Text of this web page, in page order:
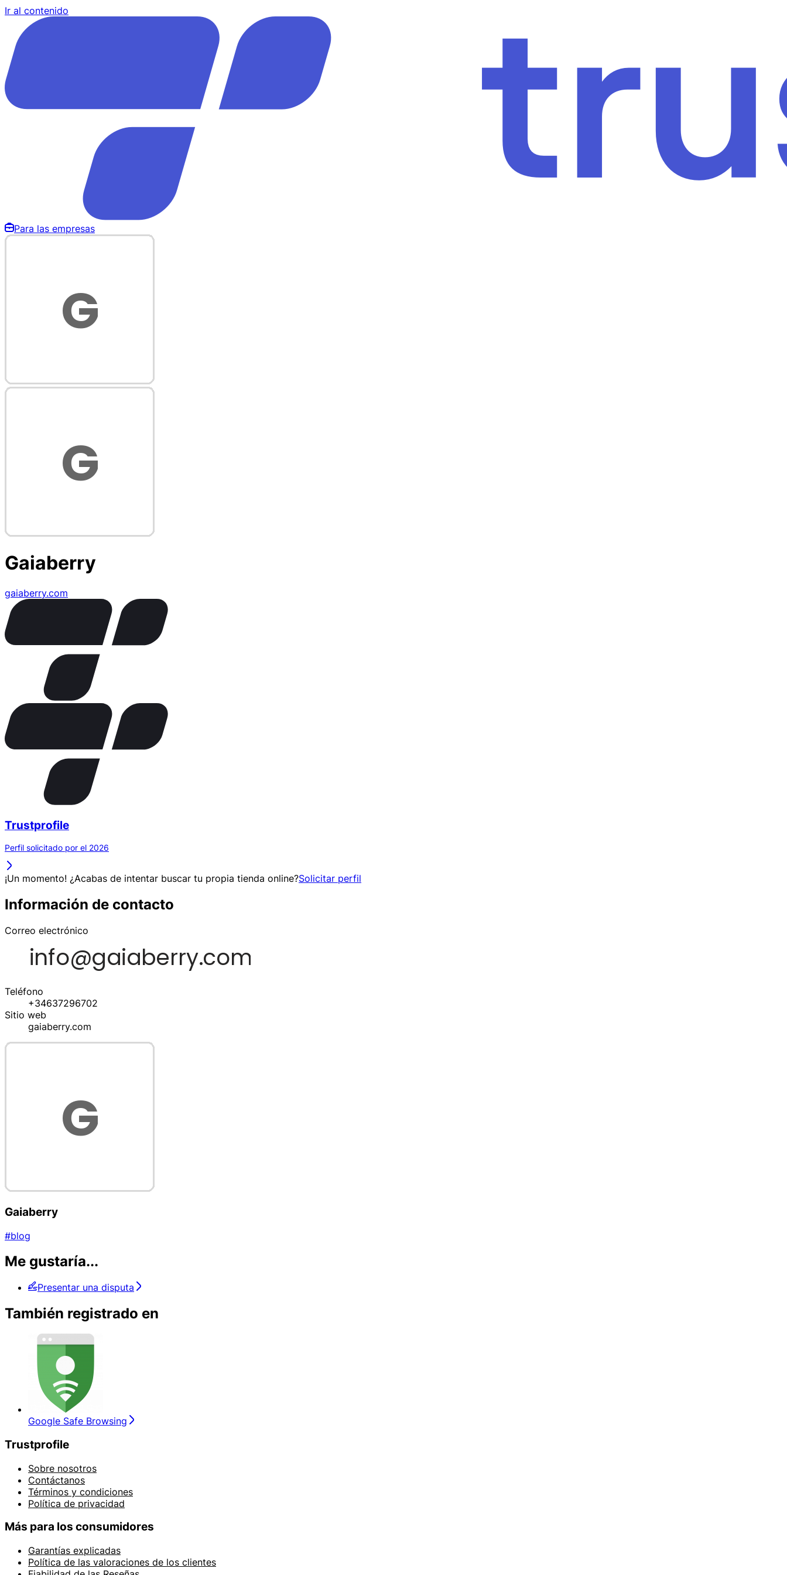
Ir al contenido
Para las empresas
Gaiaberry
gaiaberry.com
Trustprofile
Perfil solicitado por el 2026
¡Un momento! ¿Acabas de intentar buscar tu propia tienda online?Solicitar perfil
Información de contacto
Correo electrónico
Teléfono
+34637296702
Sitio web
gaiaberry.com
Gaiaberry
#blog
Me gustaría...
Presentar una disputa
También registrado en
Google Safe Browsing
Trustprofile
Sobre nosotros
Contáctanos
Términos y condiciones
Política de privacidad
Más para los consumidores
Garantías explicadas
Política de las valoraciones de los clientes